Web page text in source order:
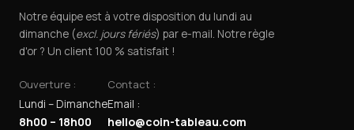
Notre équipe est à votre disposition du lundi au
dimanche (excl. jours fériés) par e-mail. Notre règle
d'or ? Un client 100 % satisfait !
Ouverture :
Lundi – Dimanche
8h00 – 18h00
Contact :
Email :
hello@coin-tableau.com